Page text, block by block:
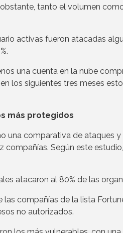
tanto el volumen
activas fueron atacadas
una cuenta en la nube
los siguientes tres meses
más protegidos
una comparativa de ataques
Según este
atacaron al 80% de las
compañías de la lista
no autorizados.